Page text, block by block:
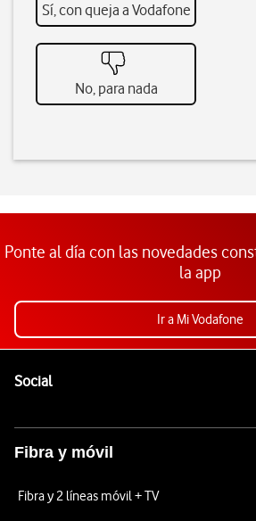
Sí, con queja a Vodafone
No, para nada
Ponte al día con las novedades
la app
Ir a Mi Vodafone
SocialEnlaces a las redes sociales de
Fibra y móvil
Fibra y 2 líneas móvil + TV